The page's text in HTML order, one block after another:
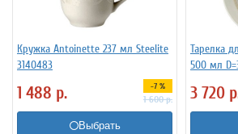
Кружка Antoinette 237 мл Steelite
3140483
1 488 р. -7 %
1 600р.
Выбрать
Тарелка
500 мл
3 720